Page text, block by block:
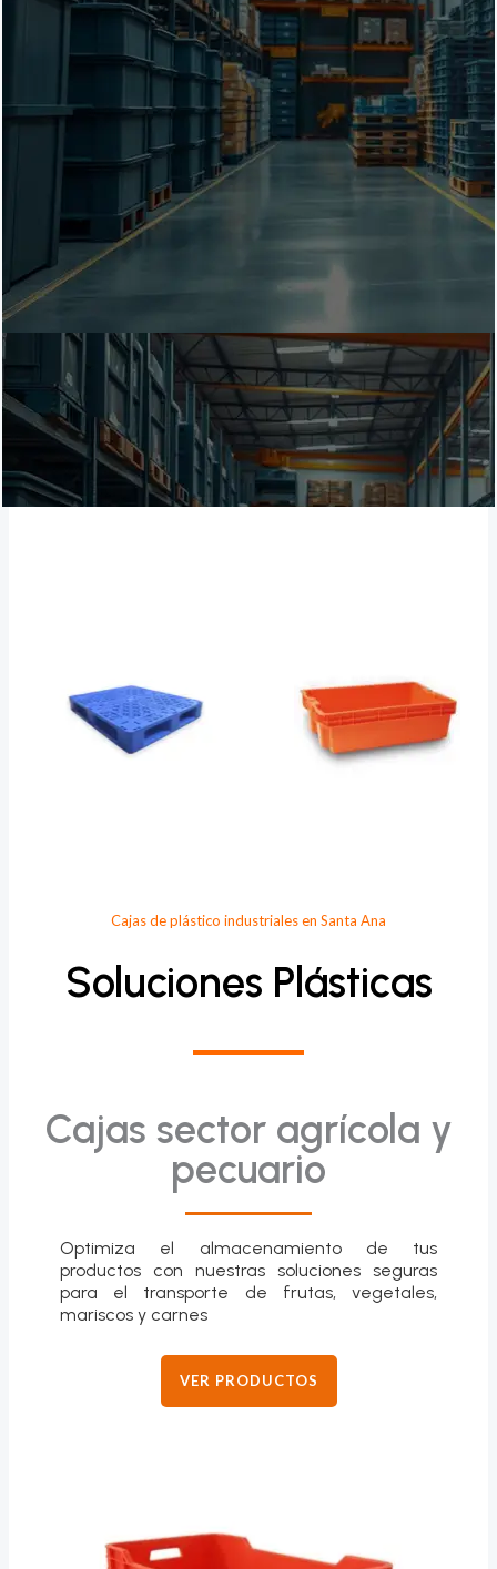
Cajas de plástico industriales en Santa Ana
Soluciones Plásticas
Cajas sector agrícola y
pecuario
Optimiza el almacenamiento de tus
productos con nuestras soluciones seguras
para el transporte de frutas, vegetales,
mariscos y carnes
VER PRODUCTOS